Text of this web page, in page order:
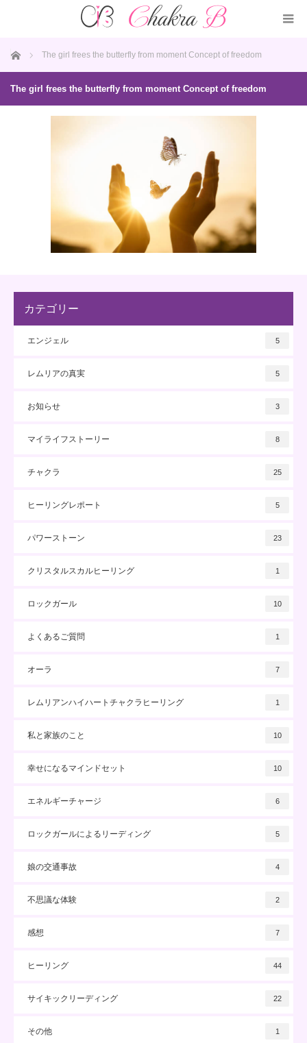
ホーム The girl frees the butterfly from moment Concept of freedom
The girl frees the butterfly from moment Concept of freedom
カテゴリー
エンジェル 5
レムリアの真実 5
お知らせ 3
マイライフストーリー 8
チャクラ 25
ヒーリングレポート 5
パワーストーン 23
クリスタルスカルヒーリング 1
ロックガール 10
よくあるご質問 1
オーラ 7
レムリアンハイハートチャクラヒーリング 1
私と家族のこと 10
幸せになるマインドセット 10
エネルギーチャージ 6
ロックガールによるリーディング 5
娘の交通事故 4
不思議な体験 2
感想 7
ヒーリング 44
サイキックリーディング 22
その他 1